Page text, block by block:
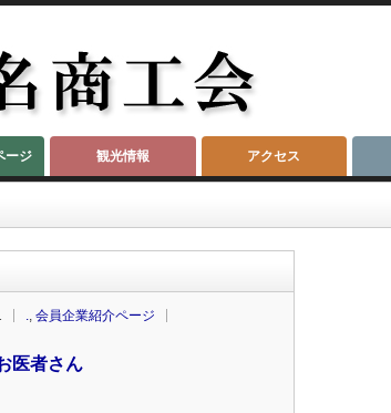
ージ 観光情報 アクセス
., 会員企業紹介ページ
医者さん